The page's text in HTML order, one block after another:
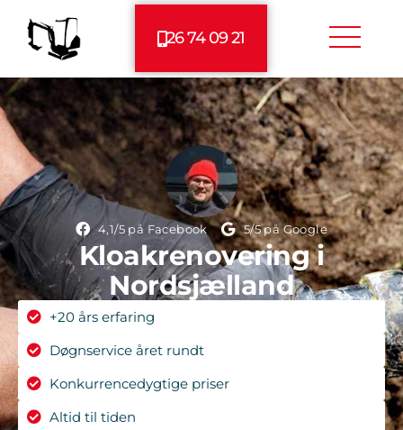
26 74 09 21
4,1/5 på Facebook 5/5 på Google
Kloakrenovering i
Nordsjælland
+20 års erfaring
Døgnservice året rundt
Konkurrencedygtige priser
Altid til tiden